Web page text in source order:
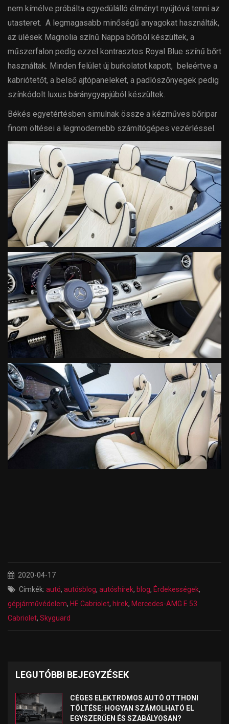
nem kímélve próbálta egyedülálló élményt nyújtóvá tenni az
utasteret. A legmagasabb minőségű anyagokat használták,
az ülések Magnolia színű Nappa bőrből készültek, a
műszerfalon pedig ezzel kontrasztos Royal Blue színű bőrt
használtak. Minden felület új burkolatot kapott, beleértve a
kabriótetőt, a belső ajtópaneleket, a padlószőnyegek pedig
színkódolt luxus báránygyapjúból készültek.
Békés egyetértésben simulnak össze a kézműves bőripar
finom öltései a legmodernebb számítógépes vezérléssel.
2020-04-17
Címkék: autó, autósblog, autóshírek, blog, Érdekességek,
gépjárművédelem, HE Cabriolet, hírek, Mercedes-AMG E 53
Cabriolet, Skyguard
LEGUTÓBBI BEJEGYZÉSEK
CÉGES ELEKTROMOS AUTÓ OTTHONI
TÖLTÉSE: HOGYAN SZÁMOLHATÓ EL
EGYSZERŰEN ÉS SZABÁLYOSAN?